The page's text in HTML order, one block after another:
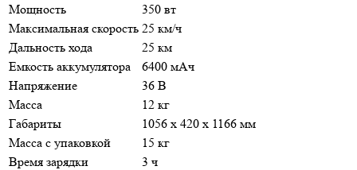
Мощность
350 вт
Максимальная скорость 25 км/ч
Дальность хода
25 км
Емкость аккумулятора
6400 мАч
Напряжение
36 В
Масса
12 кг
Габариты
1056 х 420 х 1166 мм
Масса с упаковкой
15 кг
Время зарядки
3 ч